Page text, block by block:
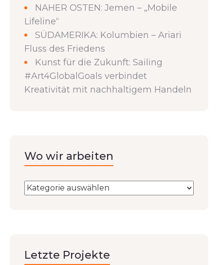
NAHER OSTEN: Jemen – „Mobile
Lifeline“
SÜDAMERIKA: Kolumbien – Ariari
Fluss des Friedens
Kunst für die Zukunft: Sailing
#Art4GlobalGoals verbindet
Kreativität mit nachhaltigem Handeln
Wo wir arbeiten
Letzte Projekte